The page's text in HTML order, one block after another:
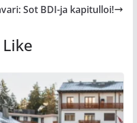
Sot BDI-ja kapitulloi!